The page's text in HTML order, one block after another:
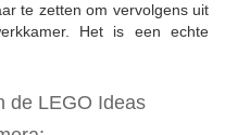
te zetten om vervolgens uit
Het is een echte
de LEGO Ideas